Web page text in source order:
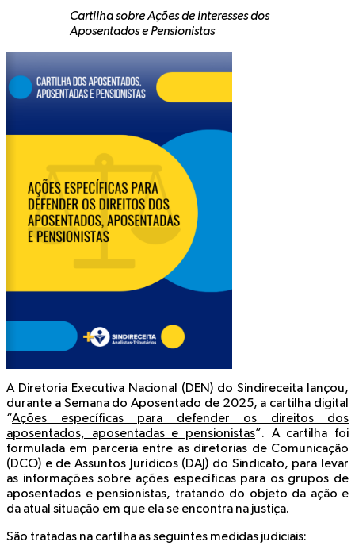
Cartilha sobre Ações de interesses dos
Aposentados e Pensionistas
A Diretoria Executiva Nacional (DEN) do Sindireceita lançou,
durante a Semana do Aposentado de 2025, a cartilha digital
“Ações específicas para defender os direitos dos
aposentados, aposentadas e pensionistas”. A cartilha foi
formulada em parceria entre as diretorias de Comunicação
(DCO) e de Assuntos Jurídicos (DAJ) do Sindicato, para levar
as informações sobre ações específicas para os grupos de
aposentados e pensionistas, tratando do objeto da ação e
da atual situação em que ela se encontra na justiça.
São tratadas na cartilha as seguintes medidas judiciais: